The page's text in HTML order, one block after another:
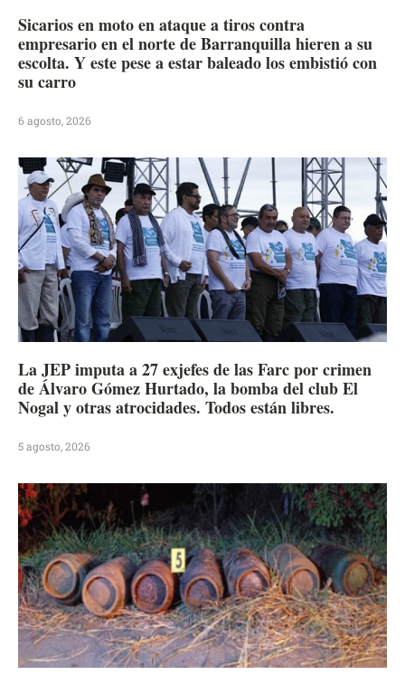
Sicarios en moto en ataque a tiros contra
empresario en el norte de Barranquilla hieren a su
escolta. Y este pese a estar baleado los embistió con
su carro
6 agosto, 2026
La JEP imputa a 27 exjefes de las Farc por crimen
de Álvaro Gómez Hurtado, la bomba del club El
Nogal y otras atrocidades. Todos están libres.
5 agosto, 2026